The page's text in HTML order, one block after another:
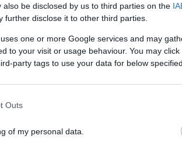
be disclosed by us to third parties on the
further disclose it to other third parties.
one or more Google services and may
to your visit or usage behaviour. You may
party tags to use your data for below
Outs
of my personal data.